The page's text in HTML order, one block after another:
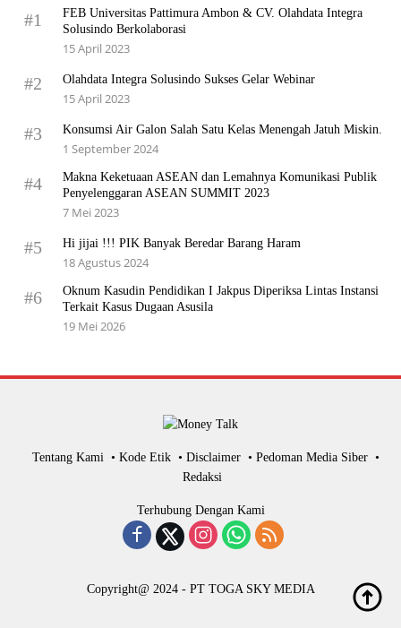
#1
FEB Universitas Pattimura Ambon & CV. Olahdata Integra
Solusindo Berkolaborasi
15 April 2023
#2 Olahdata Integra Solusindo Sukses Gelar Webinar
15 April 2023
#3 Konsumsi Air Galon Salah Satu Kelas Menengah Jatuh Miskin.
1 September 2024
#4
Makna Keketuaan ASEAN dan Lemahnya Komunikasi Publik
Penyelenggaran ASEAN SUMMIT 2023
7 Mei 2023
#5 Hi jijai !!! PIK Banyak Beredar Barang Haram
18 Agustus 2024
#6
Oknum Kasudin Pendidikan I Jakpus Diperiksa Lintas Instansi
Terkait Kasus Dugaan Asusila
19 Mei 2026
Tentang Kami Kode Etik Disclaimer
Pedoman Media Siber
Redaksi
Terhubung Dengan Kami
Copyright@ 2024 - PT TOGA SKY MEDIA